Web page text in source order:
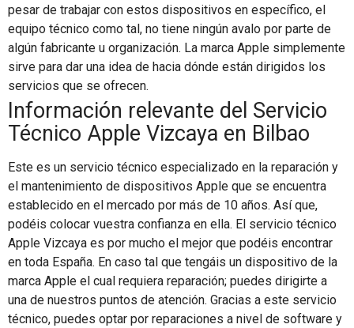
pesar de trabajar con estos dispositivos en específico, el
equipo técnico como tal, no tiene ningún avalo por parte de
algún fabricante u organización. La marca Apple simplemente
sirve para dar una idea de hacia dónde están dirigidos los
servicios que se ofrecen.
Información relevante del Servicio
Técnico Apple Vizcaya en Bilbao
Este es un servicio técnico especializado en la reparación y
el mantenimiento de dispositivos Apple que se encuentra
establecido en el mercado por más de 10 años. Así que,
podéis colocar vuestra confianza en ella. El servicio técnico
Apple Vizcaya es por mucho el mejor que podéis encontrar
en toda España. En caso tal que tengáis un dispositivo de la
marca Apple el cual requiera reparación; puedes dirigirte a
una de nuestros puntos de atención. Gracias a este servicio
técnico, puedes optar por reparaciones a nivel de software y